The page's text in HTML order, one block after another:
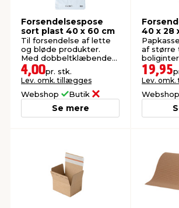
Forsendelsespose
sort plast 40 x 60 cm
Til forsendelse af lette
og bløde produkter.
Med dobbeltklæbende
tape for nem lukning.
4,00pr. stk.
Lev. omk. tillægges
Webshop Butik
Se mere
40 x 28
af større
mærket.
19,95
Lev.
Webshop